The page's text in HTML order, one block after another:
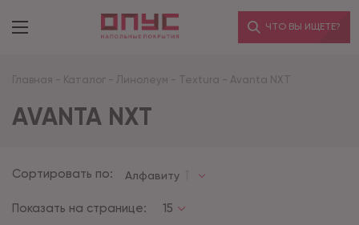
ЧТО ВЫ ИЩЕТЕ?
Главная - Каталог - Линолеум - Textura - Avanta NXT
AVANTA NXT
Сортировать по: Алфавиту
Показать на странице: 15